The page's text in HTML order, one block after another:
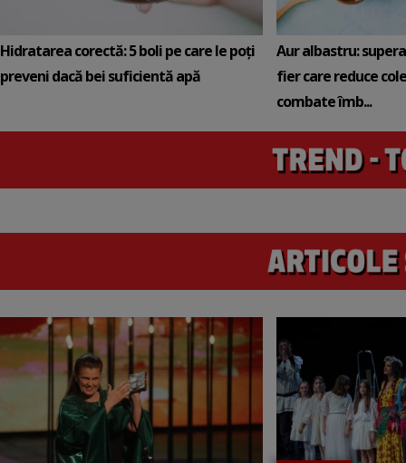
Hidratarea corectă: 5 boli pe care le poți
preveni dacă bei suficientă apă
Aur albastru:
fier care reduce
combate îmb...